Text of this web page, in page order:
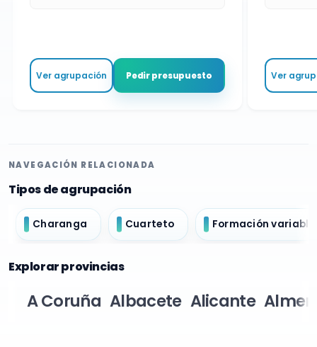
Ver agrupación Pedir presupuesto Ver
NAVEGACIÓN RELACIONADA
Tipos de agrupación
Charanga Cuarteto Formación variable
Explorar provincias
A Coruña Albacete Alicante